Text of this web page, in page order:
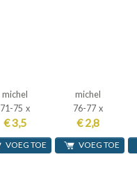
michel
71-75 x
€ 3,5
VOEG TOE
michel
76-77 x
€ 2,8
VOEG TOE